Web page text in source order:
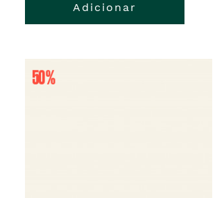
precio
era
Adicionar